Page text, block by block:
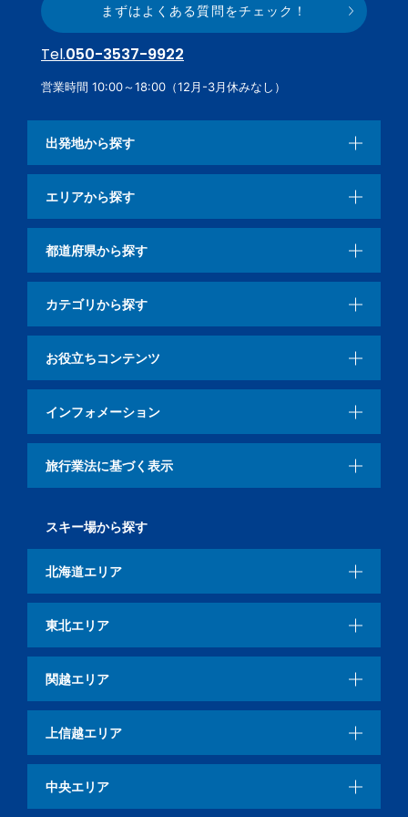
まずはよくある質問をチェック！
Tel.050-3537-9922
営業時間 10:00～18:00（12月-3月休みなし）
出発地から探す
エリアから探す
都道府県から探す
カテゴリから探す
お役立ちコンテンツ
インフォメーション
旅行業法に基づく表示
スキー場から探す
北海道エリア
東北エリア
関越エリア
上信越エリア
中央エリア